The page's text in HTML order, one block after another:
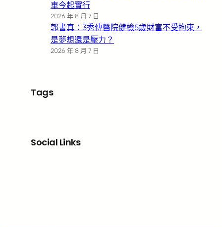
車今起實行
2026 年 8 月 7 日
郭書真：3秀傳醫院健檢5歲財富不受拘束，
是夢想還是壓力？
2026 年 8 月 7 日
Tags
Social Links